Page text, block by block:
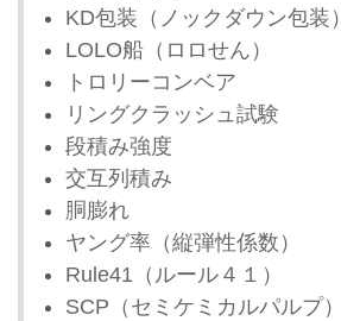
KD包装（ノックダウン包装）
LOLO船（ロロせん）
トロリーコンベア
リングクラッシュ試験
段積み強度
交互列積み
胴膨れ
ヤング率（縦弾性係数）
Rule41（ルール４１）
SCP（セミケミカルパルプ）